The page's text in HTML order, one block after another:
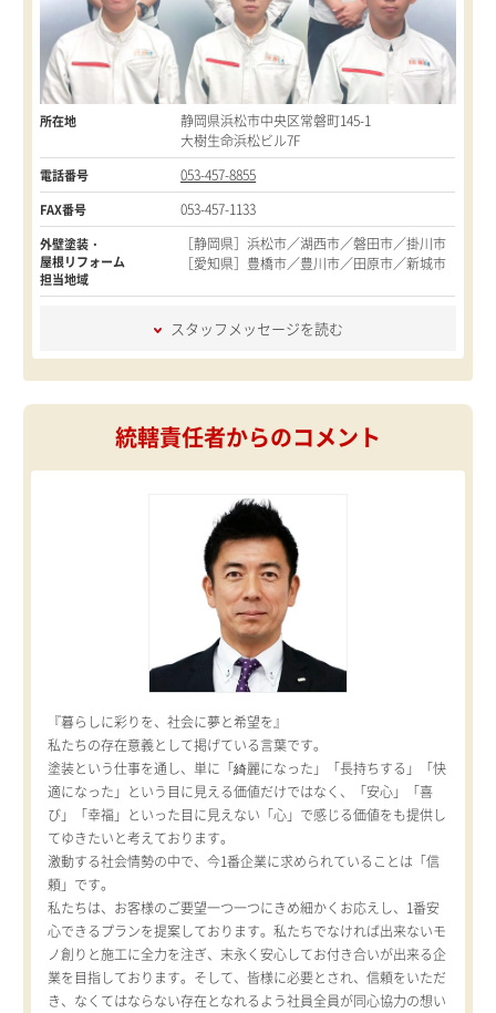
所在地
静岡県浜松市中央区常磐町145-1
大樹生命浜松ビル7F
電話番号
053-457-8855
FAX番号
053-457-1133
外壁塗装・
屋根リフォーム
担当地域
［静岡県］浜松市／湖西市／磐田市／掛川市
［愛知県］豊橋市／豊川市／田原市／新城市
スタッフメッセージを読む
統轄責任者からのコメント
『暮らしに彩りを、社会に夢と希望を』
私たちの存在意義として掲げている言葉です。
塗装という仕事を通し、単に「綺麗になった」「長持ちする」「快
適になった」という目に見える価値だけではなく、「安心」「喜
び」「幸福」といった目に見えない「心」で感じる価値をも提供し
てゆきたいと考えております。
激動する社会情勢の中で、今1番企業に求められていることは「信
頼」です。
私たちは、お客様のご要望一つ一つにきめ細かくお応えし、1番安
心できるプランを提案しております。私たちでなければ出来ないモ
ノ創りと施工に全力を注ぎ、末永く安心してお付き合いが出来る企
業を目指しております。そして、皆様に必要とされ、信頼をいただ
き、なくてはならない存在となれるよう社員全員が同心協力の想い